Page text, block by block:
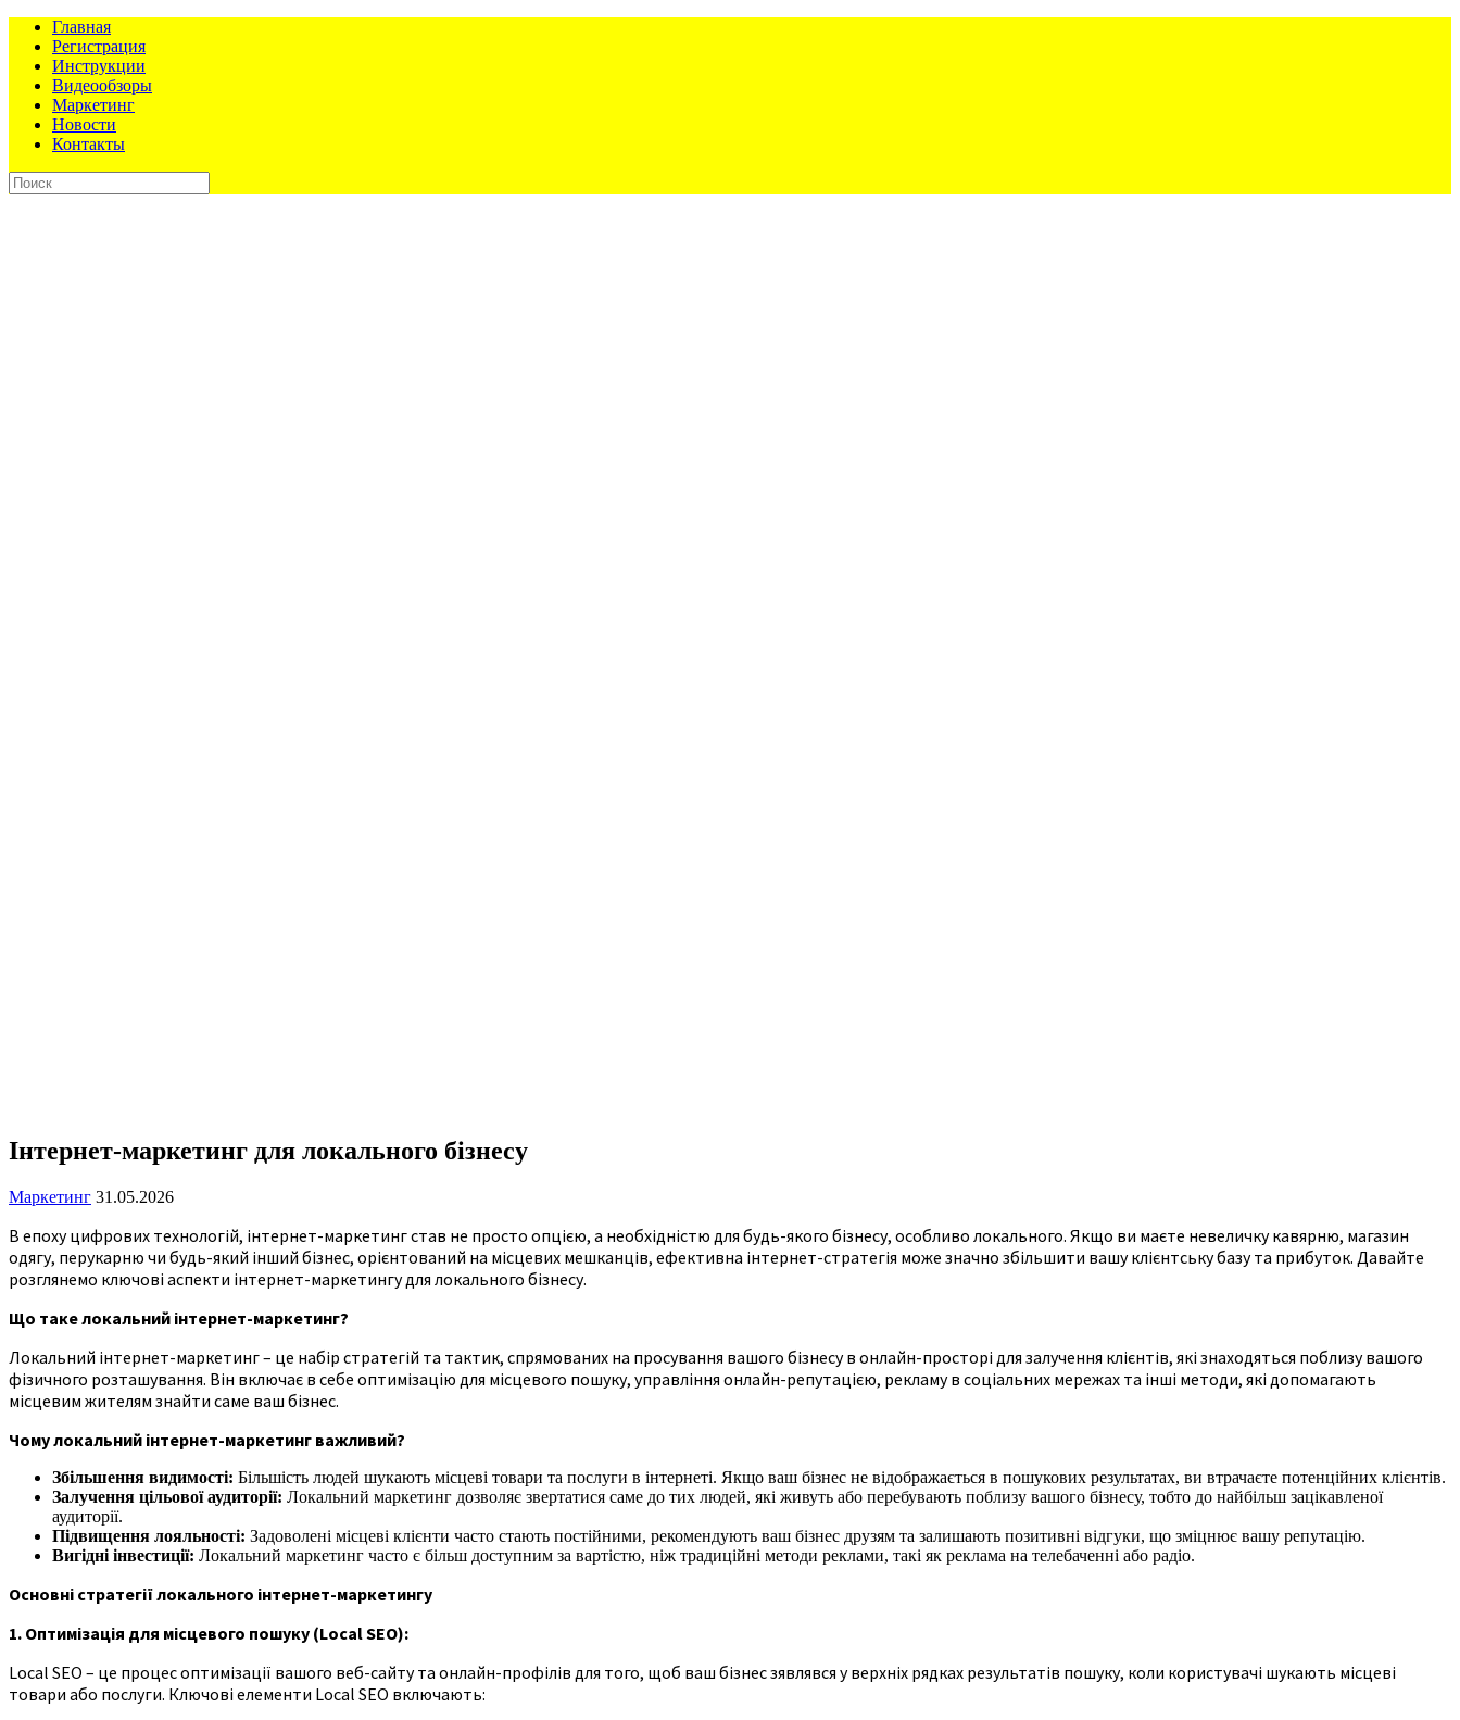
Главная
Регистрация
Инструкции
Видеообзоры
Маркетинг
Новости
Контакты
Інтернет-маркетинг для локального бізнесу
Маркетинг 31.05.2026
В епоху цифрових технологій, інтернет-маркетинг став не просто опцією, а необхідністю для будь-якого бізнесу, особливо локального. Якщо ви маєте невеличку кавярню, магазин
одягу, перукарню чи будь-який інший бізнес, орієнтований на місцевих мешканців, ефективна інтернет-стратегія може значно збільшити вашу клієнтську базу та прибуток. Давайте
розглянемо ключові аспекти інтернет-маркетингу для локального бізнесу.
Що таке локальний інтернет-маркетинг?
Локальний інтернет-маркетинг – це набір стратегій та тактик, спрямованих на просування вашого бізнесу в онлайн-просторі для залучення клієнтів, які знаходяться поблизу вашого
фізичного розташування. Він включає в себе оптимізацію для місцевого пошуку, управління онлайн-репутацією, рекламу в соціальних мережах та інші методи, які допомагають
місцевим жителям знайти саме ваш бізнес.
Чому локальний інтернет-маркетинг важливий?
Збільшення видимості: Більшість людей шукають місцеві товари та послуги в інтернеті. Якщо ваш бізнес не відображається в пошукових результатах, ви втрачаєте потенційних клієнтів.
Залучення цільової аудиторії: Локальний маркетинг дозволяє звертатися саме до тих людей, які живуть або перебувають поблизу вашого бізнесу, тобто до найбільш зацікавленої
аудиторії.
Підвищення лояльності: Задоволені місцеві клієнти часто стають постійними, рекомендують ваш бізнес друзям та залишають позитивні відгуки, що зміцнює вашу репутацію.
Вигідні інвестиції: Локальний маркетинг часто є більш доступним за вартістю, ніж традиційні методи реклами, такі як реклама на телебаченні або радіо.
Основні стратегії локального інтернет-маркетингу
1. Оптимізація для місцевого пошуку (Local SEO):
Local SEO – це процес оптимізації вашого веб-сайту та онлайн-профілів для того, щоб ваш бізнес зявлявся у верхніх рядках результатів пошуку, коли користувачі шукають місцеві
товари або послуги. Ключові елементи Local SEO включають: